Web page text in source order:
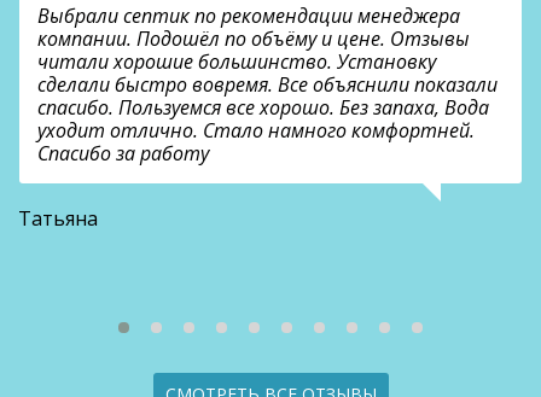
Выбрали септик по рекомендации менеджера
компании. Подошёл по объёму и цене. Отзывы
читали хорошие большинство. Установку
сделали быстро вовремя. Все объяснили показали
спасибо. Пользуемся все хорошо. Без запаха, Вода
уходит отлично. Стало намного комфортней.
Спасибо за работу
Татьяна